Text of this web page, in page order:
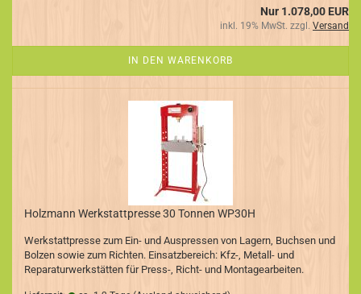
Nur 1.078,00 EUR
inkl. 19% MwSt. zzgl. Versand
IN DEN WARENKORB
Holzmann Werkstattpresse 30 Tonnen WP30H
Werkstattpresse zum Ein- und Auspressen von Lagern, Buchsen und
Bolzen sowie zum Richten. Einsatzbereich: Kfz-, Metall- und
Reparaturwerkstätten für Press-, Richt- und Montagearbeiten.